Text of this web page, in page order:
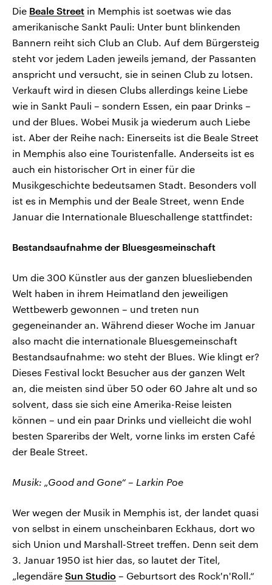
Die Beale Street in Memphis ist soetwas wie das
amerikanische Sankt Pauli: Unter bunt blinkenden
Bannern reiht sich Club an Club. Auf dem Bürgersteig
steht vor jedem Laden jeweils jemand, der Passanten
anspricht und versucht, sie in seinen Club zu lotsen.
Verkauft wird in diesen Clubs allerdings keine Liebe
wie in Sankt Pauli – sondern Essen, ein paar Drinks –
und der Blues. Wobei Musik ja wiederum auch Liebe
ist. Aber der Reihe nach: Einerseits ist die Beale Street
in Memphis also eine Touristenfalle. Anderseits ist es
auch ein historischer Ort in einer für die
Musikgeschichte bedeutsamen Stadt. Besonders voll
ist es in Memphis und der Beale Street, wenn Ende
Januar die Internationale Blueschallenge stattfindet:
Bestandsaufnahme der Bluesgesmeinschaft
Um die 300 Künstler aus der ganzen bluesliebenden
Welt haben in ihrem Heimatland den jeweiligen
Wettbewerb gewonnen – und treten nun
gegeneinander an. Während dieser Woche im Januar
also macht die internationale Bluesgemeinschaft
Bestandsaufnahme: wo steht der Blues. Wie klingt er?
Dieses Festival lockt Besucher aus der ganzen Welt
an, die meisten sind über 50 oder 60 Jahre alt und so
solvent, dass sie sich eine Amerika-Reise leisten
können – und ein paar Drinks und vielleicht die wohl
besten Spareribs der Welt, vorne links im ersten Café
der Beale Street.
Musik: „Good and Gone“ – Larkin Poe
Wer wegen der Musik in Memphis ist, der landet quasi
von selbst in einem unscheinbaren Eckhaus, dort wo
sich Union und Marshall-Street treffen. Denn seit dem
3. Januar 1950 ist hier das, so lautet der Titel,
„legendäre Sun Studio – Geburtsort des Rock'n'Roll.“